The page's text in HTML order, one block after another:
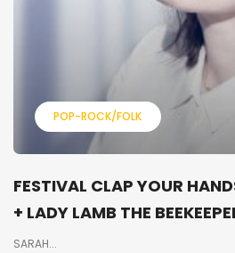
POP-ROCK/FOLK
FESTIVAL CLAP YOUR
+ LADY LAMB THE
SARAH...